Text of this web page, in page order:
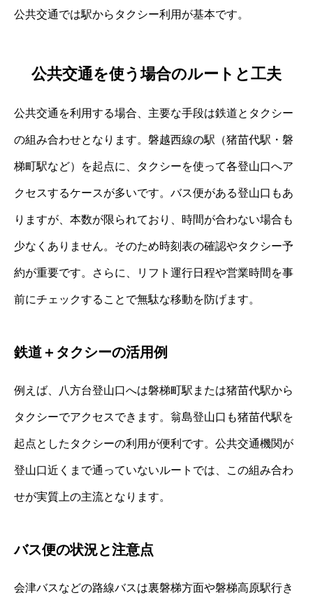
公共交通では駅からタクシー利用が基本です。
公共交通を使う場合のルートと工夫
公共交通を利用する場合、主要な手段は鉄道とタクシー
の組み合わせとなります。磐越西線の駅（猪苗代駅・磐
梯町駅など）を起点に、タクシーを使って各登山口へア
クセスするケースが多いです。バス便がある登山口もあ
りますが、本数が限られており、時間が合わない場合も
少なくありません。そのため時刻表の確認やタクシー予
約が重要です。さらに、リフト運行日程や営業時間を事
前にチェックすることで無駄な移動を防げます。
鉄道＋タクシーの活用例
例えば、八方台登山口へは磐梯町駅または猪苗代駅から
タクシーでアクセスできます。翁島登山口も猪苗代駅を
起点としたタクシーの利用が便利です。公共交通機関が
登山口近くまで通っていないルートでは、この組み合わ
せが実質上の主流となります。
バス便の状況と注意点
会津バスなどの路線バスは裏磐梯方面や磐梯高原駅行き